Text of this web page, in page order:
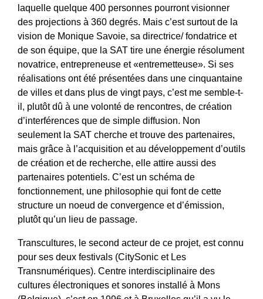
laquelle quelque 400 personnes pourront visionner
des projections à 360 degrés. Mais c’est surtout de la
vision de Monique Savoie, sa directrice/ fondatrice et
de son équipe, que la SAT tire une énergie résolument
novatrice, entrepreneuse et «entremetteuse». Si ses
réalisations ont été présentées dans une cinquantaine
de villes et dans plus de vingt pays, c’est me semble-t-
il, plutôt dû à une volonté de rencontres, de création
d’interférences que de simple diffusion. Non
seulement la SAT cherche et trouve des partenaires,
mais grâce à l’acquisition et au développement d’outils
de création et de recherche, elle attire aussi des
partenaires potentiels. C’est un schéma de
fonctionnement, une philosophie qui font de cette
structure un noeud de convergence et d’émission,
plutôt qu’un lieu de passage.
Transcultures, le second acteur de ce projet, est connu
pour ses deux festivals (CitySonic et Les
Transnumériques). Centre interdisciplinaire des
cultures électroniques et sonores installé à Mons